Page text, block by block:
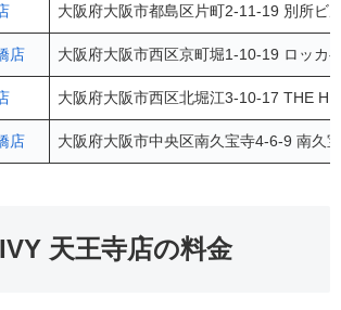
大阪府大阪市都島区片町2-11-19 別所ビ
店 大阪府大阪市西区京町堀1-10-19 ロッカ
大阪府大阪市西区北堀江3-10-17 THE
店 大阪府大阪市中央区南久宝寺4-6-9 南久
天王寺店の料金